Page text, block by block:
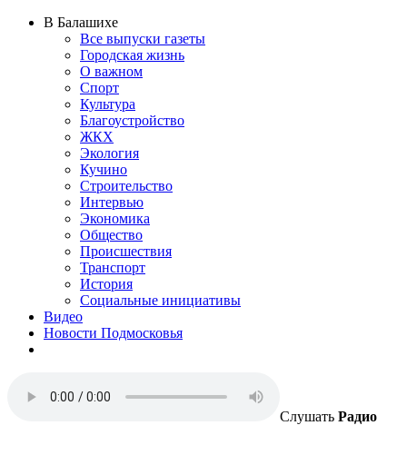
В Балашихе
Все выпуски газеты
Городская жизнь
О важном
Спорт
Культура
Благоустройство
ЖКХ
Экология
Кучино
Строительство
Интервью
Экономика
Общество
Происшествия
Транспорт
История
Социальные инициативы
Видео
Новости Подмосковья
Слушать Радио